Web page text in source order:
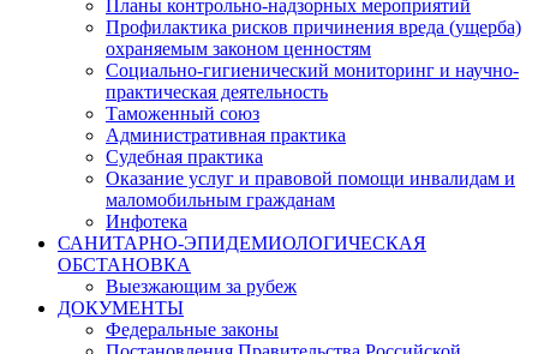
Планы контрольно-надзорных мероприятий
Профилактика рисков причинения вреда (ущерба)
охраняемым законом ценностям
Социально-гигиенический мониторинг и научно-
практическая деятельность
Таможенный союз
Административная практика
Судебная практика
Оказание услуг и правовой помощи инвалидам и
маломобильным гражданам
Инфотека
САНИТАРНО-ЭПИДЕМИОЛОГИЧЕСКАЯ
ОБСТАНОВКА
Выезжающим за рубеж
ДОКУМЕНТЫ
Федеральные законы